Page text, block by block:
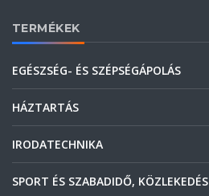
TERMÉKEK
EGÉSZSÉG- ÉS SZÉPSÉGÁPOLÁS
HÁZTARTÁS
IRODATECHNIKA
SPORT ÉS SZABADIDŐ, KÖZLEKEDÉS